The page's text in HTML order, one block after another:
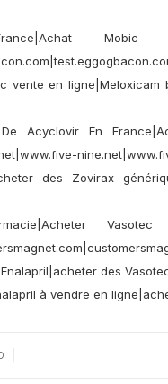
Mobic
vente en
Acyclovir En
des Zovirax
des
à vendre en